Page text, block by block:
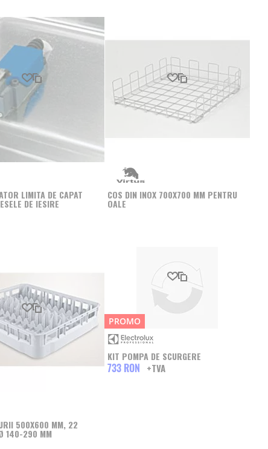
Produs favoritComparati
LIMITA DE CAPAT
DE IESIRE
Produs favorit
Comparati
COS DIN INOX 700X700 MM PENTRU
OALE
Produs favorit
Comparati
500X600 MM, 22
140-290 MM
Produs favoritComparati
PROMO
KIT POMPA DE SCURGERE
733 RON